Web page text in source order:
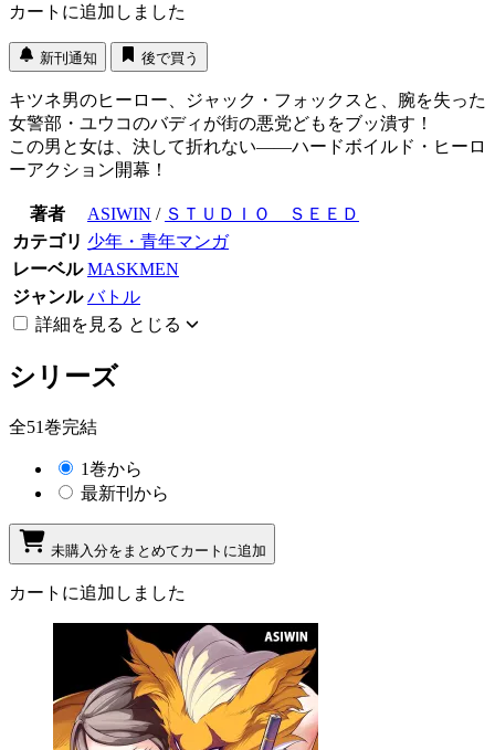
カートに追加しました
新刊通知 後で買う
キツネ男のヒーロー、ジャック・フォックスと、腕を失った
女警部・ユウコのバディが街の悪党どもをブッ潰す！
この男と女は、決して折れない――ハードボイルド・ヒーロ
ーアクション開幕！
著者 ASIWIN / ＳＴＵＤＩＯ ＳＥＥＤ
カテゴリ 少年・青年マンガ
レーベル MASKMEN
ジャンル バトル
詳細を見る とじる
シリーズ
全51巻完結
1巻から
最新刊から
未購入分をまとめてカートに追加
カートに追加しました